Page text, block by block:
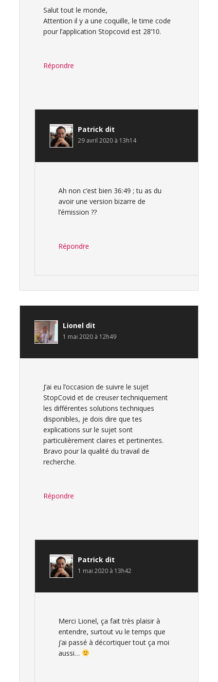
Salut tout le monde,
Attention il y a une coquille, le time code
pour l’application Stopcovid est 28’10.
Répondre
Patrick dit
29 avril 2020 à 13h14
Ah non c’est bien 36:49 ; tu as du
avoir une version bizarre de
l’émission ??
Répondre
Lionel dit
1 mai 2020 à 12h49
J’ai eu l’occasion de suivre le sujet
StopCovid et de creuser techniquement
les différentes solutions techniques
disponibles, je dois dire que tes
explications sur le sujet sont
particulièrement claires et pertinentes.
Bravo pour la qualité du travail de
recherche.
Répondre
Patrick dit
1 mai 2020 à 13h42
Merci Lionel, ça fait très plaisir à
entendre, surtout vu le temps que
j’ai passé à décortiquer tout ça moi
aussi…